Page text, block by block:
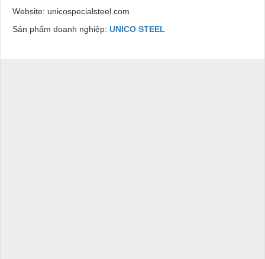
Website: unicospecialsteel.com
Sản phẩm doanh nghiệp: UNICO STEEL